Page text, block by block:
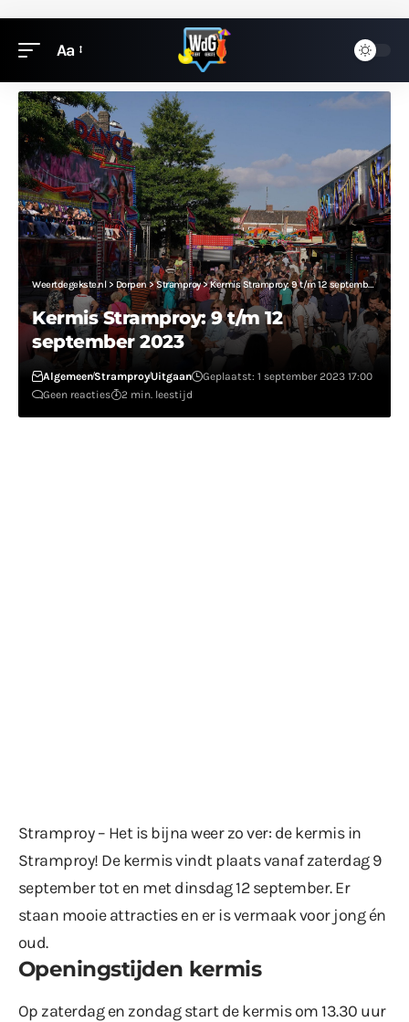
Aa
Weertdegekste.nl>Dorpen>Stramproy>Kermis Stramproy: 9 t/m 12 september 2023
Kermis Stramproy: 9 t/m 12
september 2023
AlgemeenStramproyUitgaan
Geplaatst: 1 september 2023 17:00
Geen reacties
2 min. leestijd
Stramproy – Het is bijna weer zo ver: de kermis in
Stramproy! De kermis vindt plaats vanaf zaterdag 9
september tot en met dinsdag 12 september. Er
staan mooie attracties en er is vermaak voor jong én
oud.
Openingstijden kermis
Op zaterdag en zondag start de kermis om 13.30 uur